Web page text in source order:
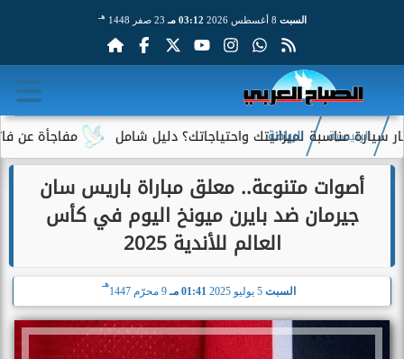
السبت 03:12 مـ 23 صفر 1448 هـ
مفاجأة عن فاتورة لميزانيتك واحتياجاتك؟ دليل شامل
الرئيسية الرياضة
أصوات متنوعة.. معلق مباراة باريس سان
جيرمان ضد بايرن ميونخ اليوم في كأس
العالم للأندية 2025
السبت 5 يوليو 2025 01:41 مـ 9 محرّم 1447
هـ